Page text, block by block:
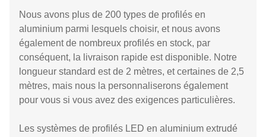
Nous avons plus de 200 types de profilés en
aluminium parmi lesquels choisir, et nous avons
également de nombreux profilés en stock, par
conséquent, la livraison rapide est disponible. Notre
longueur standard est de 2 mètres, et certaines de 2,5
mètres, mais nous la personnaliserons également
pour vous si vous avez des exigences particulières.
Les systèmes de profilés LED en aluminium extrudé